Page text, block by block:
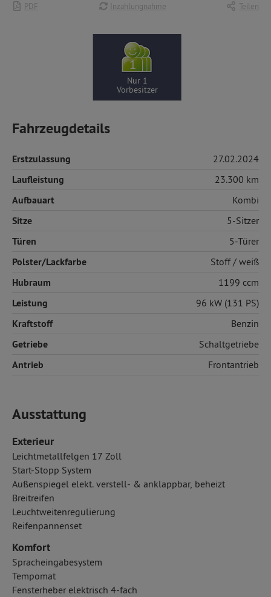
PDF Inzahlungnahme Teilen
Nur 1
Vorbesitzer
Fahrzeugdetails
Erstzulassung 27.02.2024
Laufleistung 23.300 km
Aufbauart Kombi
Sitze 5-Sitzer
Türen 5-Türer
Polster/Lackfarbe Stoff/ weiß
Hubraum 1199 ccm
Leistung 96 kW (131 PS)
Kraftstoff Benzin
Getriebe Schaltgetriebe
Antrieb Frontantrieb
Ausstattung
Exterieur
Leichtmetallfelgen 17 Zoll
Start-Stopp System
Außenspiegel elekt. verstell- & anklappbar, beheizt
Breitreifen
Leuchtweitenregulierung
Reifenpannenset
Komfort
Spracheingabesystem
Tempomat
Fensterheber elektrisch 4-fach